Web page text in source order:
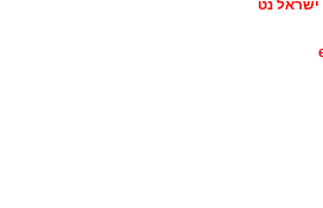
נט